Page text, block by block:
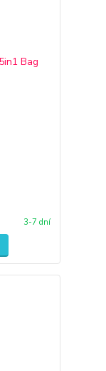
3-7 dní